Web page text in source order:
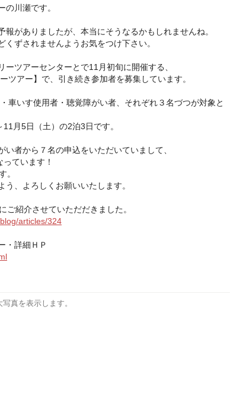
川瀬です。
がありましたが、本当にそうなるかもしれませんね。
ずされませんようお気をつけ下さい。
ツアーセンターとで11月初旬に開催する、
ツアー】で、引き続き参加者を募集しています。
車いす使用者・聴覚障がい者、それぞれ３名づつが対象と
月5日（土）の2泊3日です。
者から７名の申込をいただいていまして、
ています！
。
、よろしくお願いいたします。
紹介させていただだきました。
articles/324
・詳細ＨＰ
真を表示します。